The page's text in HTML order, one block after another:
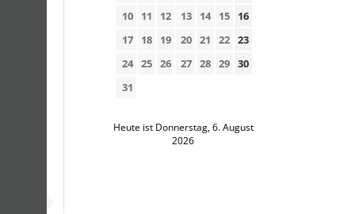
10
11 12 13 14 15
16
17
18 19 20 21 22 23
24 25 26 27 28 29 30
31
Heute ist Donnerstag, 6. August
2026